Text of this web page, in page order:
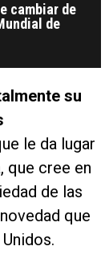
cambiar de
de
su
le da lugar
que cree en
de las
que